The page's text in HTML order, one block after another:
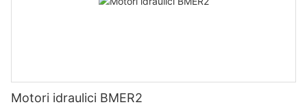
Motori idraulici BMER2